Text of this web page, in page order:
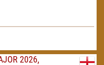
2026,